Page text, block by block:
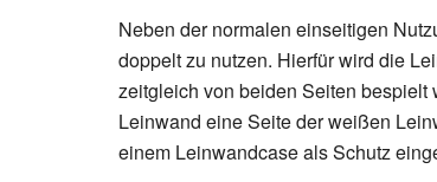
Neben der normalen einseitigen
doppelt zu nutzen. Hierfür wird die
zeitgleich von beiden Seiten
Leinwand eine Seite der weißen
einem Leinwandcase als Schutz